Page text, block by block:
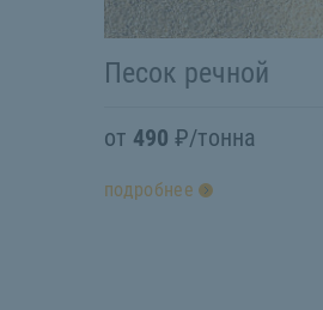
Песок речной
от 490 ₽/тонна
подробнее